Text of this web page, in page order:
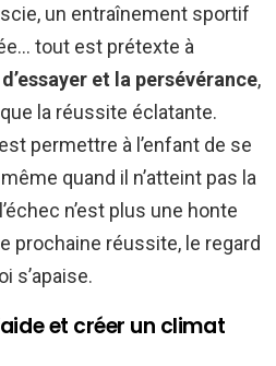
un entraînement sportif
tout est prétexte à
et la persévérance,
la réussite éclatante.
permettre à l’enfant de se
quand il n’atteint pas la
n’est plus une honte
prochaine réussite, le regard
s’apaise.
et créer un climat